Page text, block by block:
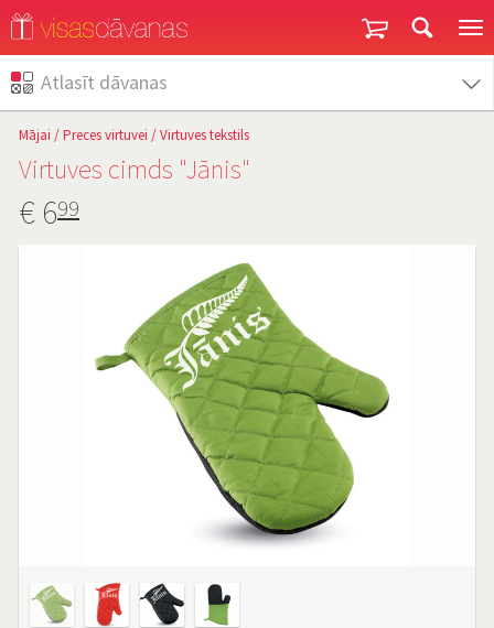
Atlasīt dāvanas
Mājai /Preces virtuvei /Virtuves tekstils
Virtuves cimds "Jānis"
€ 699